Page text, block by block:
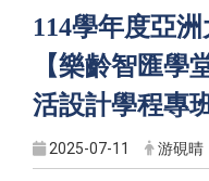
114學年度亞
【樂齡智匯學
活設計學程專
2025-07-11 游硯晴